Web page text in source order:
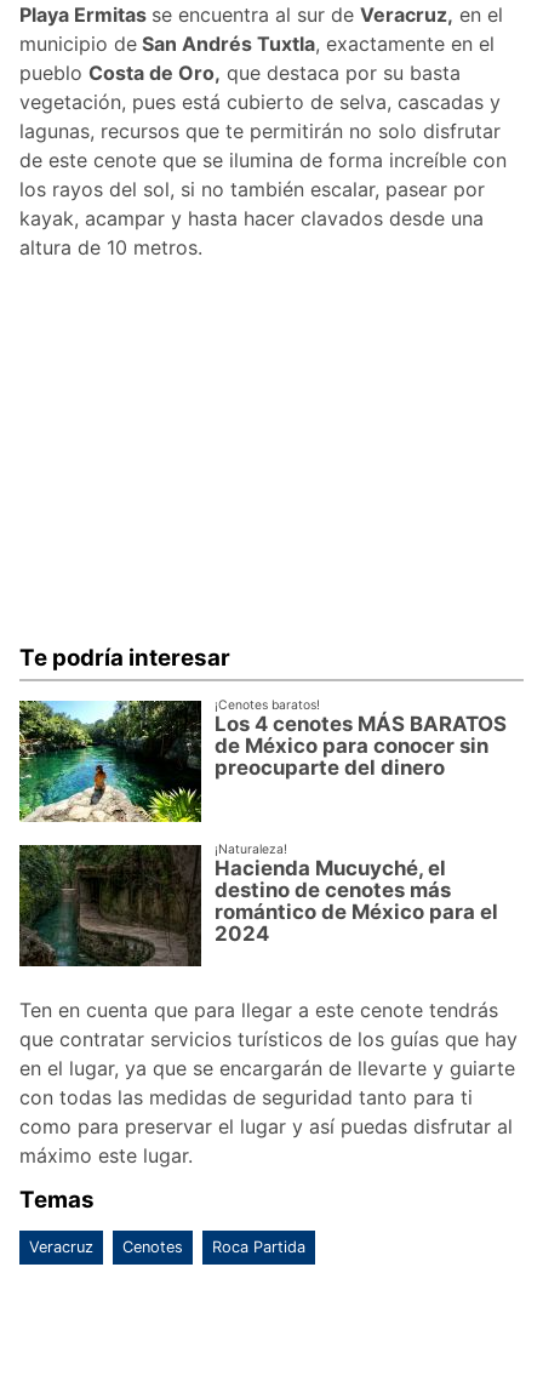
Playa Ermitas se encuentra al sur de Veracruz, en el
municipio de San Andrés Tuxtla, exactamente en el
pueblo Costa de Oro, que destaca por su basta
vegetación, pues está cubierto de selva, cascadas y
lagunas, recursos que te permitirán no solo disfrutar
de este cenote que se ilumina de forma increíble con
los rayos del sol, si no también escalar, pasear por
kayak, acampar y hasta hacer clavados desde una
altura de 10 metros.
Te podría interesar
¡Cenotes baratos!
Los 4 cenotes MÁS BARATOS
de México para conocer sin
preocuparte del dinero
¡Naturaleza!
Hacienda Mucuyché, el
destino de cenotes más
romántico de México para el
2024
Ten en cuenta que para llegar a este cenote tendrás
que contratar servicios turísticos de los guías que hay
en el lugar, ya que se encargarán de llevarte y guiarte
con todas las medidas de seguridad tanto para ti
como para preservar el lugar y así puedas disfrutar al
máximo este lugar.
Temas
Veracruz Cenotes Roca Partida